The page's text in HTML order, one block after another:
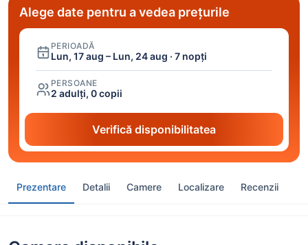
Alege date pentru a vedea prețurile
PERIOADĂ
Lun, 17 aug – Lun, 24 aug · 7 nopți
PERSOANE
2 adulți, 0 copii
Verifică disponibilitatea
Prezentare Detalii Camere Localizare Recenzii